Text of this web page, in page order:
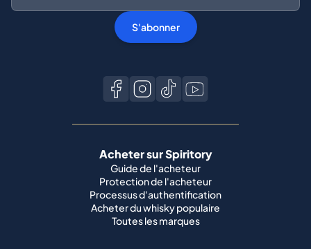
S'abonner
Acheter sur Spiritory
Guide de l'acheteur
Protection de l'acheteur
Processus d'authentification
Acheter du whisky populaire
Toutes les marques